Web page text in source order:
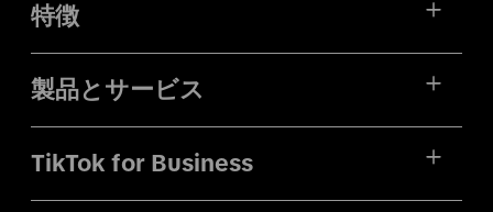
特徴
製品とサービス
TikTok for Business